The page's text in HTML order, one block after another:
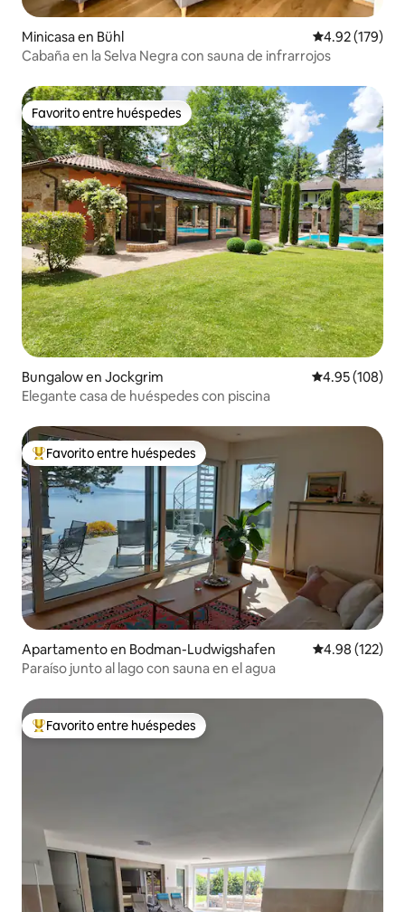
Minicasa en Bühl Calificación
4.92 (179)
Cabaña en la Selva Negra con sauna de infrarrojos
Favorito entre huéspedes
Favorito entre huéspedes
Bungalow en Jockgrim Calificación
4.95 (108)
Elegante casa de huéspedes con piscina
Favorito entre huéspedes preferido
Favorito entre huéspedes
Apartamento en Bodman-Ludwigshafen Calificación
4.98 (122)
Paraíso junto al lago con sauna en el agua
Favorito entre huéspedes preferido
Favorito entre huéspedes